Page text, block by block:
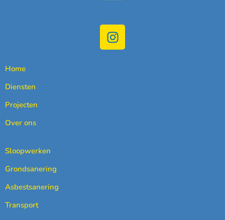
Home
Diensten
Projecten
Over ons
Sloopwerken
Grondsanering
Asbestsanering
Transport